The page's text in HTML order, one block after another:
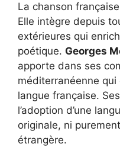
La chanson
Elle intègre depuis
extérieures qui
poétique. Georges
apporte dans ses
méditerranéenne
langue française.
l’adoption d’une
originale, ni
étrangère.